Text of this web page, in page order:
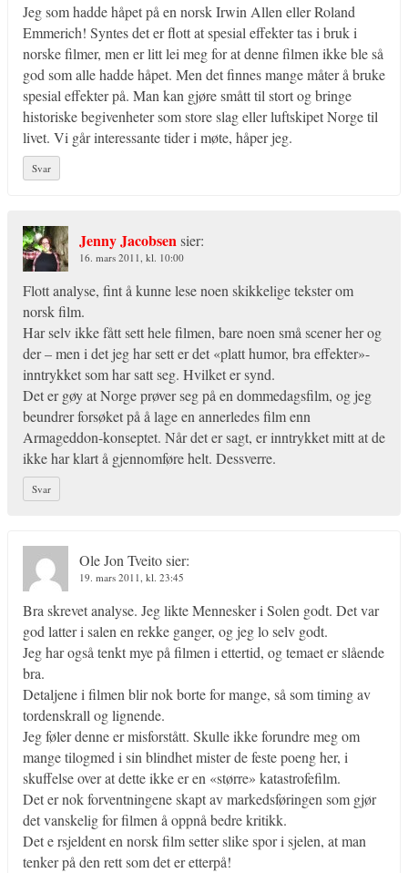
Jeg som hadde håpet på en norsk Irwin Allen eller Roland
Emmerich! Syntes det er flott at spesial effekter tas i bruk i
norske filmer, men er litt lei meg for at denne filmen ikke ble så
god som alle hadde håpet. Men det finnes mange måter å bruke
spesial effekter på. Man kan gjøre smått til stort og bringe
historiske begivenheter som store slag eller luftskipet Norge til
livet. Vi går interessante tider i møte, håper jeg.
Svar
Jenny Jacobsen sier:
16. mars 2011, kl. 10:00
Flott analyse, fint å kunne lese noen skikkelige tekster om
norsk film.
Har selv ikke fått sett hele filmen, bare noen små scener her og
der – men i det jeg har sett er det «platt humor, bra effekter»-
inntrykket som har satt seg. Hvilket er synd.
Det er gøy at Norge prøver seg på en dommedagsfilm, og jeg
beundrer forsøket på å lage en annerledes film enn
Armageddon-konseptet. Når det er sagt, er inntrykket mitt at de
ikke har klart å gjennomføre helt. Dessverre.
Svar
Ole Jon Tveitosier:
19. mars 2011, kl. 23:45
Bra skrevet analyse. Jeg likte Mennesker i Solen godt. Det var
god latter i salen en rekke ganger, og jeg lo selv godt.
Jeg har også tenkt mye på filmen i ettertid, og temaet er slående
bra.
Detaljene i filmen blir nok borte for mange, så som timing av
tordenskrall og lignende.
Jeg føler denne er misforstått. Skulle ikke forundre meg om
mange tilogmed i sin blindhet mister de feste poeng her, i
skuffelse over at dette ikke er en «større» katastrofefilm.
Det er nok forventningene skapt av markedsføringen som gjør
det vanskelig for filmen å oppnå bedre kritikk.
Det e rsjeldent en norsk film setter slike spor i sjelen, at man
tenker på den rett som det er etterpå!